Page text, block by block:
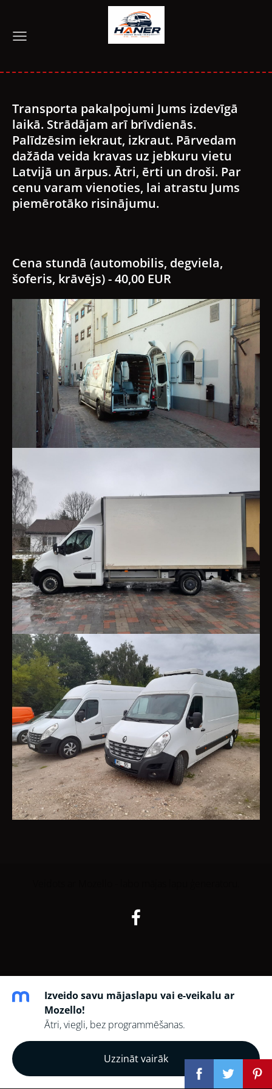
Transporta pakalpojumi Jums izdevīgā
laikā. Strādājam arī brīvdienās.
Palīdzēsim iekraut, izkraut. Pārvedam
dažāda veida kravas uz jebkuru vietu
Latvijā un ārpus. Ātri, ērti un droši. Par
cenu varam vienoties, lai atrastu Jums
piemērotāko risinājumu.
Cena stundā (automobilis, degviela,
šoferis, krāvējs) - 40,00 EUR
Izveido savu mājaslapu vai e-veikalu ar
Mozello!
Ātri, viegli, bez programmēšanas.
Uzzināt vairāk